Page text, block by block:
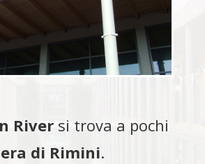
Riversi trova a pochi
di Rimini.